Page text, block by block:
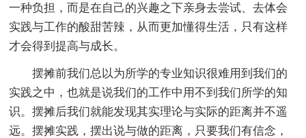
一种负担，而是在自己的兴趣之下亲身去尝试、去体会
实践与工作的酸甜苦辣，从而更加懂得生活，只有这样
才会得到提高与成长。
摆摊前我们总以为所学的专业知识很难用到我们的
实践之中，也就是说我们的工作中用不到我们所学的知
识。摆摊后我们就能发现其实理论与实际的距离并不遥
远。摆摊实践，摆出说与做的距离，只要我们有信念，